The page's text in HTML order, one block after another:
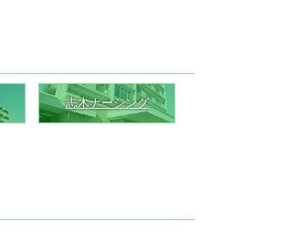
志木ナーシング